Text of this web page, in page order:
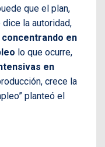
que el plan,
la autoridad,
en
lo que ocurre,
en
crece la
planteó el